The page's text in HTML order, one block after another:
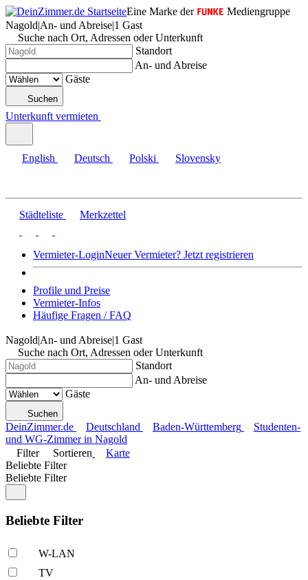
Eine Marke der
Mediengruppe
Nagold|An- und Abreise|1 Gast
Suche nach Ort, Adressen oder Unterkunft
Standort
An- und Abreise
Gäste
Suchen
Unterkunft vermieten
English Deutsch Polski Slovensky
Städteliste Merkzettel
Vermieter-LoginNeuer Vermieter? Jetzt registrieren
Profile und Preise
Vermieter-Infos
Häufige Fragen / FAQ
Nagold|An- und Abreise|1 Gast
Suche nach Ort, Adressen oder Unterkunft
Standort
An- und Abreise
Gäste
Suchen
DeinZimmer.de Deutschland Baden-Württemberg
Studenten-
und WG-Zimmer in Nagold
Filter
Sortieren
Karte
Beliebte Filter
Beliebte Filter
Beliebte Filter
W-LAN
TV